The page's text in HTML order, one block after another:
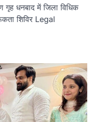
धनबाद में जिला विधिक
शिविर Legal